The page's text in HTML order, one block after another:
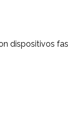
dispositivos